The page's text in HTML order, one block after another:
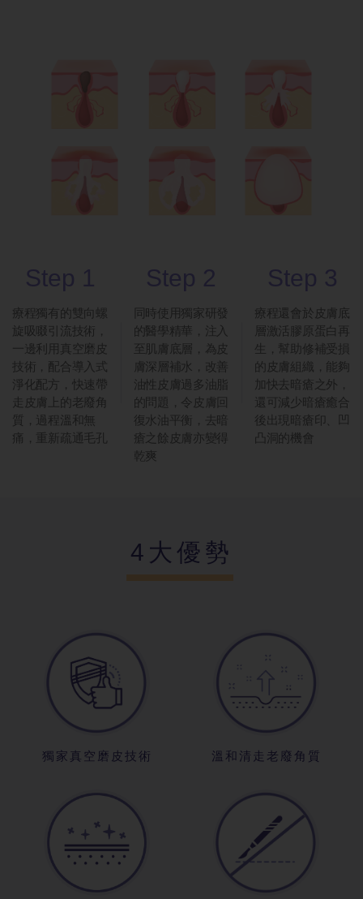
Step 1
療程獨有的雙向螺
旋吸啜引流技術，
一邊利用真空磨皮
技術，配合導入式
淨化配方，快速帶
走皮膚上的老廢角
質，過程溫和無
痛，重新疏通毛孔
Step 2
同時使用獨家研發
的醫學精華，注入
至肌膚底層，為皮
膚深層補水，改善
油性皮膚過多油脂
的問題，令皮膚回
復水油平衡，去暗
瘡之餘皮膚亦變得
乾爽
Step 3
療程還會於皮膚底
層激活膠原蛋白再
生，幫助修補受損
的皮膚組織，能夠
加快去暗瘡之外，
還可減少暗瘡癒合
後出現暗瘡印、凹
凸洞的機會
4大優勢
獨家真空磨皮技術 溫和清走老廢角質